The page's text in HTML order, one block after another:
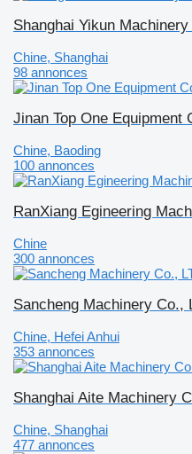
Shanghai Yikun
Chine, Shanghai
98 annonces
Jinan Top One Equipment
Chine, Baoding
100 annonces
RanXiang Egineering
Chine
300 annonces
Sancheng Machinery Co.,
Chine, Hefei Anhui
353 annonces
Shanghai Aite Machinery
Chine, Shanghai
477 annonces